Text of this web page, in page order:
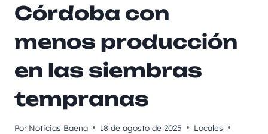
Córdoba con
menos producción
en las siembras
tempranas
Por Noticias Baena 18 de agosto de 2025
Locales